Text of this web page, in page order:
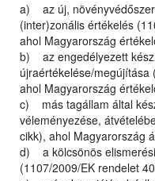
a) az új,
(inter)zonális értékelés
ahol Magyarország
b) az engedélyezett
újraértékelése/megújítása
ahol Magyarország
c) más tagállam által
véleményezése,
cikk), ahol Magyarország
d) a kölcsönös
(1107/2009/EK rendelet